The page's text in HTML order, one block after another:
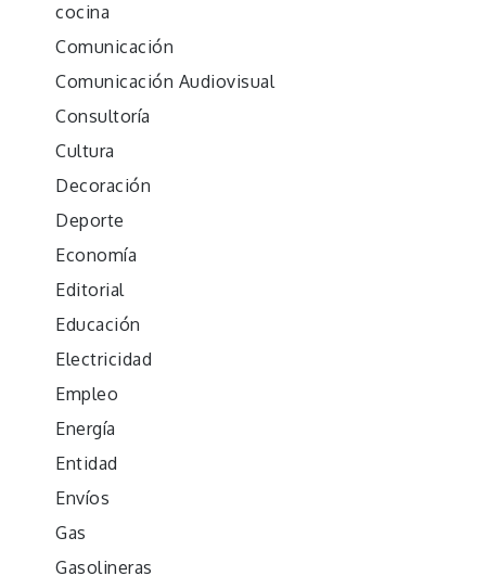
cocina
Comunicación
Comunicación Audiovisual
Consultoría
Cultura
Decoración
Deporte
Economía
Editorial
Educación
Electricidad
Empleo
Energía
Entidad
Envíos
Gas
Gasolineras